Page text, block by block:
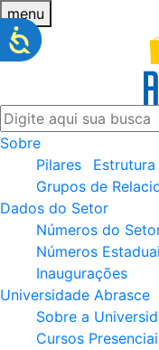
menu
Sobre
Pilares
Estrutura
Grupos de
Dados do Setor
Números do
Números
Inaugurações
Universidade Abrasce
Sobre a
Cursos